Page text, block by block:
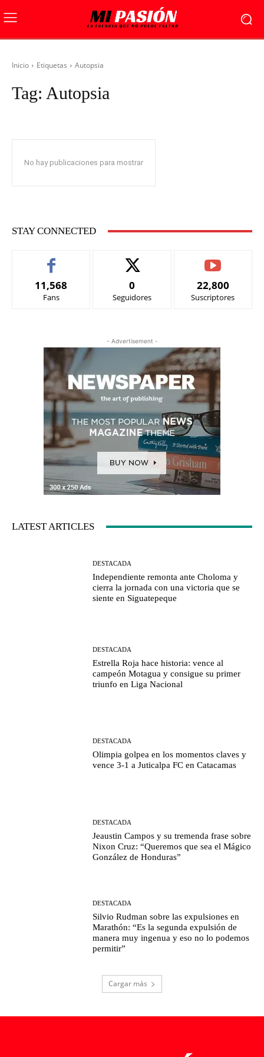
Inicio Etiquetas Autopsia
Tag: Autopsia
No hay publicaciones para mostrar
STAY CONNECTED
11,568
Fans
0
Seguidores
22,800
Suscriptores
- Advertisement -
LATEST ARTICLES
DESTACADA
Independiente remonta ante Choloma y
cierra la jornada con una victoria que se
siente en Siguatepeque
DESTACADA
Estrella Roja hace historia: vence al
campeón Motagua y consigue su primer
triunfo en Liga Nacional
DESTACADA
Olimpia golpea en los momentos claves y
vence 3-1 a Juticalpa FC en Catacamas
DESTACADA
Jeaustin Campos y su tremenda frase sobre
Nixon Cruz: “Queremos que sea el Mágico
González de Honduras”
DESTACADA
Silvio Rudman sobre las expulsiones en
Marathón: “Es la segunda expulsión de
manera muy ingenua y eso no lo podemos
permitir”
Cargar más